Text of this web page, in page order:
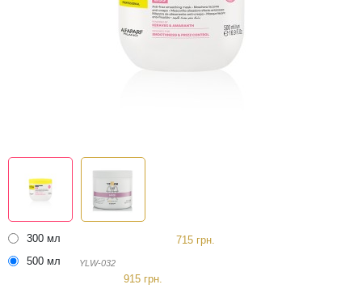
300 мл
715 грн.
500 мл
YLW-032
915 грн.